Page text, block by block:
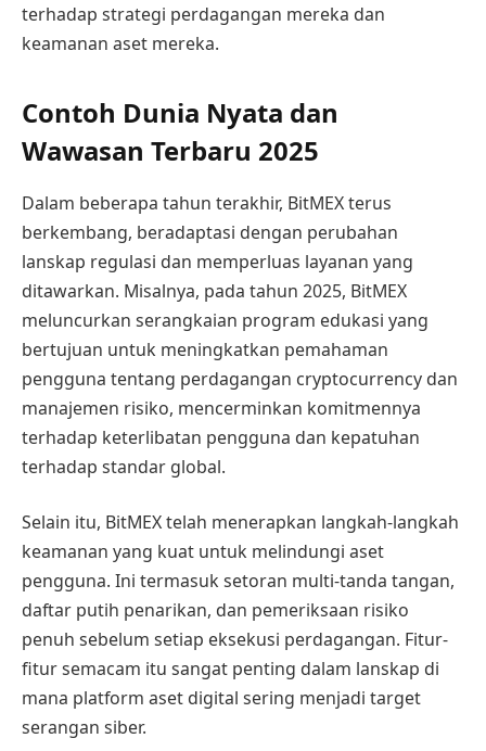
terhadap strategi perdagangan mereka dan
keamanan aset mereka.
Contoh Dunia Nyata dan
Wawasan Terbaru 2025
Dalam beberapa tahun terakhir, BitMEX terus
berkembang, beradaptasi dengan perubahan
lanskap regulasi dan memperluas layanan yang
ditawarkan. Misalnya, pada tahun 2025, BitMEX
meluncurkan serangkaian program edukasi yang
bertujuan untuk meningkatkan pemahaman
pengguna tentang perdagangan cryptocurrency dan
manajemen risiko, mencerminkan komitmennya
terhadap keterlibatan pengguna dan kepatuhan
terhadap standar global.
Selain itu, BitMEX telah menerapkan langkah-langkah
keamanan yang kuat untuk melindungi aset
pengguna. Ini termasuk setoran multi-tanda tangan,
daftar putih penarikan, dan pemeriksaan risiko
penuh sebelum setiap eksekusi perdagangan. Fitur-
fitur semacam itu sangat penting dalam lanskap di
mana platform aset digital sering menjadi target
serangan siber.